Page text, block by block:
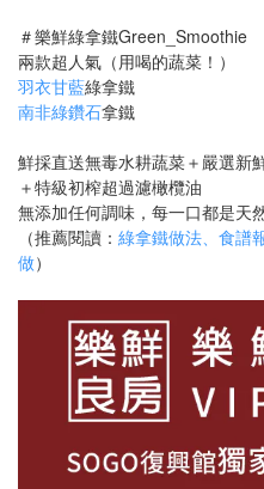
＃樂鮮綠拿鐵Green_Smoothie
兩款超人氣（用喝的蔬菜！）
羽衣甘藍綠拿鐵
南非綠鑽石拿鐵
鮮採直送無毒水耕蔬菜＋嚴選新
＋特級初榨超過濾橄欖油
無添加任何調味，每一口都是天
（推薦閱讀： 綠拿鐵做法、食譜
做）